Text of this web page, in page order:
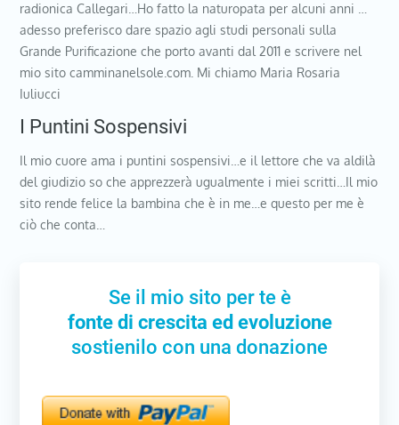
radionica Callegari…Ho fatto la naturopata per alcuni anni …
adesso preferisco dare spazio agli studi personali sulla
Grande Purificazione che porto avanti dal 2011 e scrivere nel
mio sito camminanelsole.com. Mi chiamo Maria Rosaria
Iuliucci
I Puntini Sospensivi
Il mio cuore ama i puntini sospensivi…e il lettore che va aldilà
del giudizio so che apprezzerà ugualmente i miei scritti…Il mio
sito rende felice la bambina che è in me…e questo per me è
ciò che conta…
Se il mio sito per te è
fonte di crescita ed evoluzione
sostienilo con una donazione